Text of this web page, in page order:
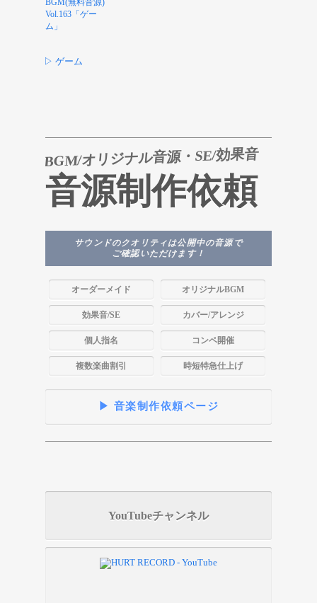
▷ ゲーム
音源制作依頼
BGM/オリジナル音源・SE/効果音
サウンドのクオリティは公開中の音源で
ご確認いただけます！
オーダーメイド オリジナルBGM
効果音/SE カバー/アレンジ
個人指名 コンペ開催
複数楽曲割引 時短特急仕上げ
▶ 音楽制作依頼ページ
YouTubeチャンネル